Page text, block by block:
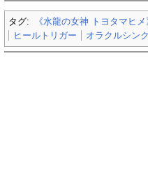
タグ: 《水龍の女神 トヨタマヒメ
ヒールトリガー
オラクルシン